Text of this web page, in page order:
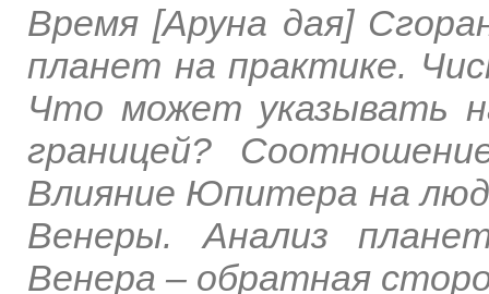
Время [Аруна дая]
планет на практике.
Что может указывать
границей?
Влияние Юпитера на
Венеры. Анализ
Венера – обратная